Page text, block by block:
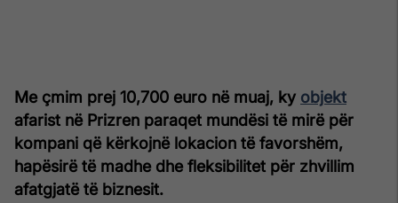
Me çmim prej 10,700 euro në muaj, ky objekt
afarist në Prizren paraqet mundësi të mirë për
kompani që kërkojnë lokacion të favorshëm,
hapësirë të madhe dhe fleksibilitet për zhvillim
afatgjatë të biznesit.